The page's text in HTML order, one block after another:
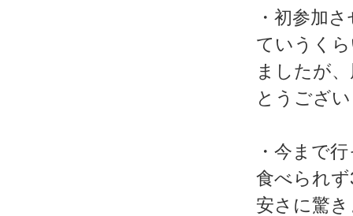
・初参加
ていうく
ましたが
とうござ
・今まで
食べられ
安さに驚